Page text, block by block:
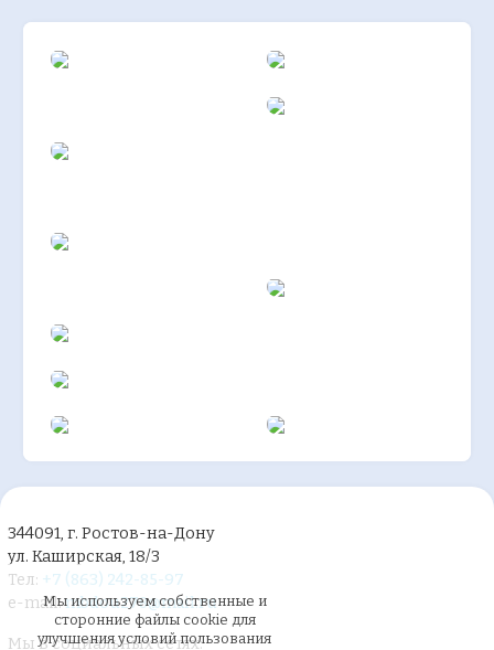
Мы используем собственные и
сторонние файлы cookie для
улучшения условий пользования
344091, г. Ростов-на-Дону
ул. Каширская, 18/3
Тел: +7 (863) 242-85-97
e-mail:mbdou278@mail.ru
Мы в социальных сетях: